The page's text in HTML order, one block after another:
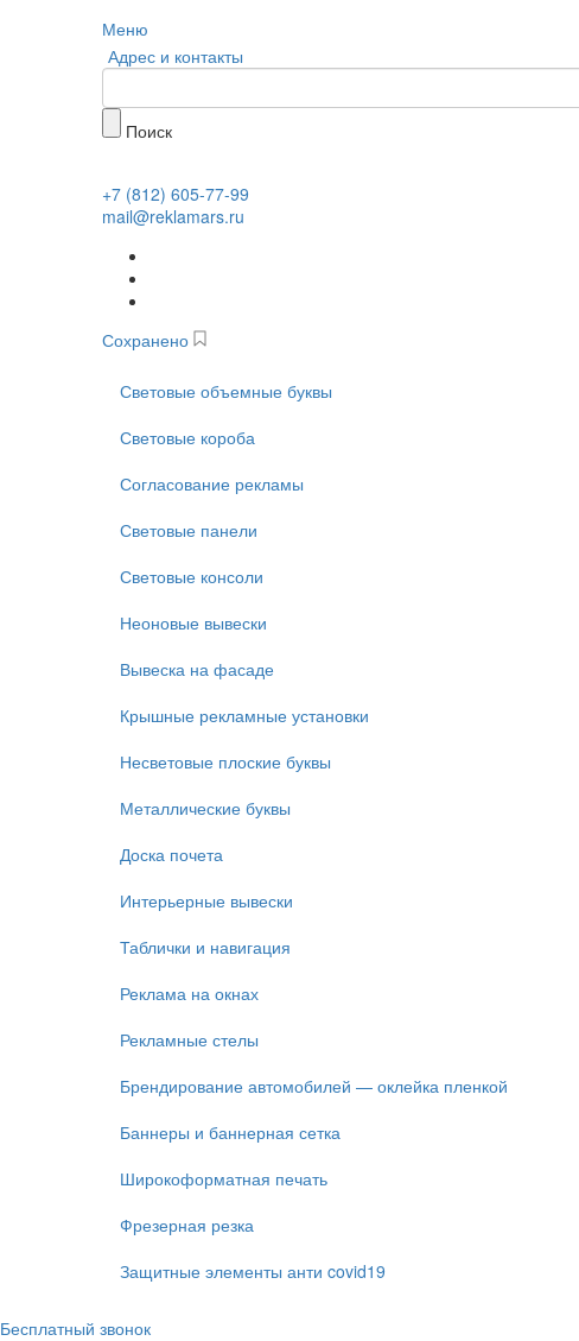
Меню
Адрес и контакты
Поиск
+7 (812) 605-77-99
mail@reklamars.ru
Сохранено
Световые объемные буквы
Световые короба
Согласование рекламы
Световые панели
Световые консоли
Неоновые вывески
Вывеска на фасаде
Крышные рекламные установки
Несветовые плоские буквы
Металлические буквы
Доска почета
Интерьерные вывески
Таблички и навигация
Реклама на окнах
Рекламные стелы
Брендирование автомобилей — оклейка пленкой
Баннеры и баннерная сетка
Широкоформатная печать
Фрезерная резка
Защитные элементы анти covid19
Бесплатный звонок